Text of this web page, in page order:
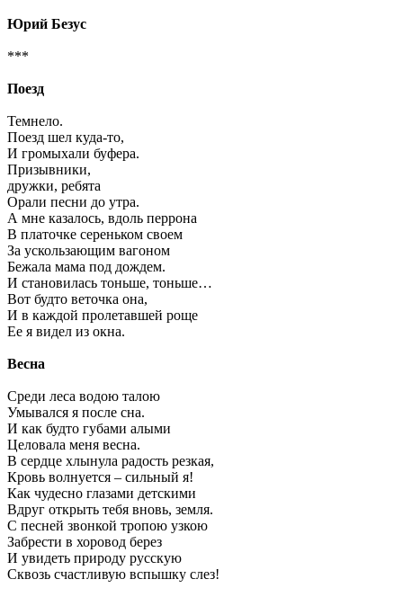
Юрий Безус
***
Поезд
Темнело.
Поезд шел куда-то,
И громыхали буфера.
Призывники,
дружки, ребята
Орали песни до утра.
А мне казалось, вдоль перрона
В платочке сереньком своем
За ускользающим вагоном
Бежала мама под дождем.
И становилась тоньше, тоньше…
Вот будто веточка она,
И в каждой пролетавшей роще
Ее я видел из окна.
Весна
Среди леса водою талою
Умывался я после сна.
И как будто губами алыми
Целовала меня весна.
В сердце хлынула радость резкая,
Кровь волнуется – сильный я!
Как чудесно глазами детскими
Вдруг открыть тебя вновь, земля.
С песней звонкой тропою узкою
Забрести в хоровод берез
И увидеть природу русскую
Сквозь счастливую вспышку слез!